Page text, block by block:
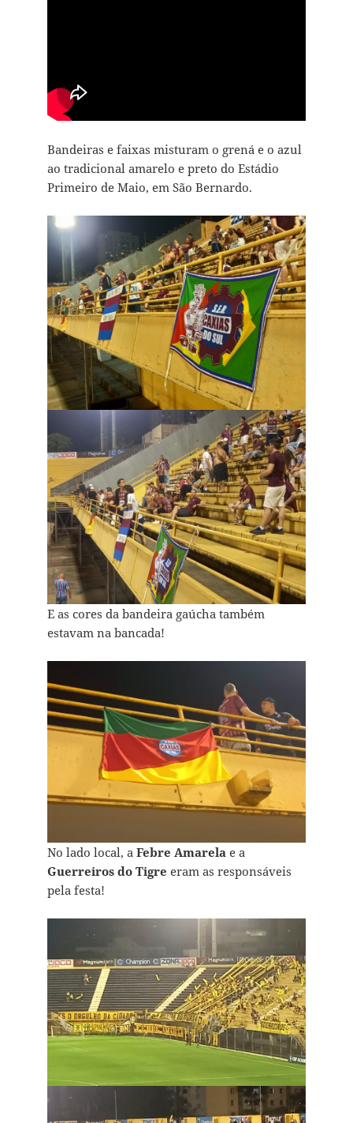
Bandeiras e faixas misturam o grená e o azul
ao tradicional amarelo e preto do Estádio
Primeiro de Maio, em São Bernardo.
E as cores da bandeira gaúcha também
estavam na bancada!
No lado local, a Febre Amarelae a
Guerreiros do Tigre eram as responsáveis
pela festa!